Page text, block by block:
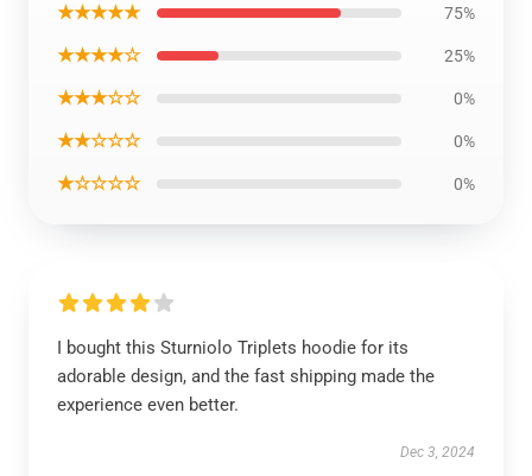
★★★★★ 75%
★★★★☆ 25%
★★★☆☆ 0%
★★☆☆☆ 0%
★☆☆☆☆ 0%
I bought this Sturniolo Triplets hoodie for its
adorable design, and the fast shipping made the
experience even better.
Dec 3, 2024